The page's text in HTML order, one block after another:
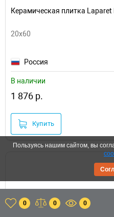
Керамическая плитка Laparet
20x60
Россия
В наличии
1 876 р.
Купить
0 0 0
Пользуясь нашим сайтом, вы